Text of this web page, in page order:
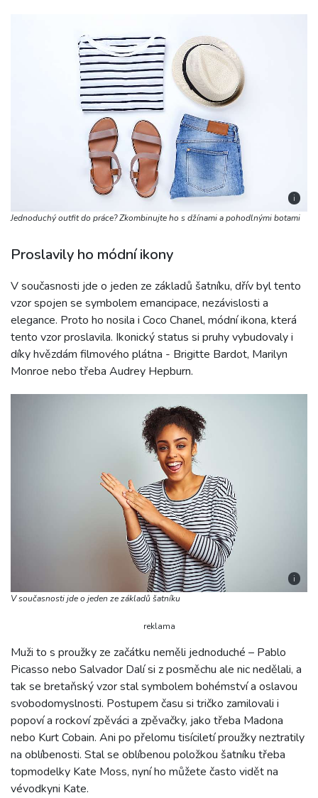
i
Jednoduchý outfit do práce? Zkombinujte ho s džínami a pohodlnými botami
Proslavily ho módní ikony
V současnosti jde o jeden ze základů šatníku, dřív byl tento
vzor spojen se symbolem emancipace, nezávislosti a
elegance. Proto ho nosila i Coco Chanel, módní ikona, která
tento vzor proslavila. Ikonický status si pruhy vybudovaly i
díky hvězdám filmového plátna - Brigitte Bardot, Marilyn
Monroe nebo třeba Audrey Hepburn.
i
V současnosti jde o jeden ze základů šatníku
reklama
Muži to s proužky ze začátku neměli jednoduché – Pablo
Picasso nebo Salvador Dalí si z posměchu ale nic nedělali, a
tak se bretaňský vzor stal symbolem bohémství a oslavou
svobodomyslnosti. Postupem času si tričko zamilovali i
popoví a rockoví zpěváci a zpěvačky, jako třeba Madona
nebo Kurt Cobain. Ani po přelomu tisíciletí proužky neztratily
na oblíbenosti. Stal se oblíbenou položkou šatníku třeba
topmodelky Kate Moss, nyní ho můžete často vidět na
vévodkyni Kate.